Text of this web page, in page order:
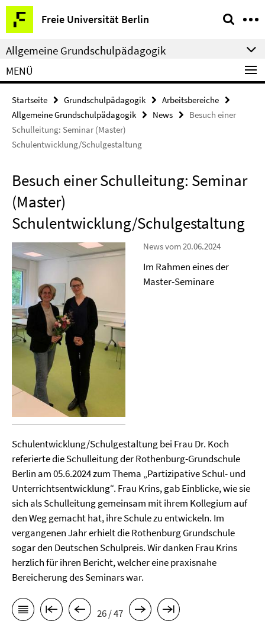
Springe
direkt
zu
Inhalt
Freie Universität Berlin
Service-
Navigation
Allgemeine Grundschulpädagogik
MENÜ
Startseite Grundschulpädagogik
Arbeitsbereiche
Allgemeine Grundschulpädagogik
News
Besuch einer
Schulleitung: Seminar (Master)
Schulentwicklung/Schulgestaltung
Besuch einer Schulleitung: Seminar
(Master)
Schulentwicklung/Schulgestaltung
News vom 20.06.2024
Im Rahmen eines der
Master-Seminare
Schulentwicklung/Schulgestaltung bei Frau Dr. Koch
referierte die Schulleitung der Rothenburg-Grundschule
Berlin am 05.6.2024 zum Thema „Partizipative Schul- und
Unterrichtsentwicklung“. Frau Krins, gab Einblicke, wie sie
sich als Schulleitung gemeinsam mit ihrem Kollegium auf
den Weg gemacht hat, ihre Schule zu entwickeln. Im
vergangenen Jahr erhielt die Rothenburg Grundschule
sogar den Deutschen Schulpreis. Wir danken Frau Krins
herzlich für ihren Bericht, welcher eine praxisnahe
Bereicherung des Seminars war.
26 / 47